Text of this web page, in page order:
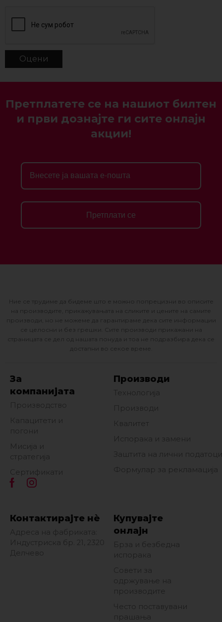
Претплатете се на нашиот билтен
и први дознајте ги сите онлајн
акции!
Претплати се
Ние се трудиме да бидеме што е можно попрецизни во описите
на производите, прикажувањата на сликите и цените на самите
производи, но не можеме да гарантираме дека сите информации
се целосни и без грешки. Сите производи прикажани на
страницата се дел од нашата понуда и тоа не подразбира дека се
достапни во секое време.
За
компанијата
Производство
Капацитети и
погони
Мисија и
стратегија
Сертификати
Производи
Технологија
Производи
Квалитет
Испорака и замени
Заштита на лични податоци
Формулар за рекламација
Контактирајте нè
Адреса на фабриката:
Индустриска бр. 21, 2320
Делчево
Купувајте
онлајн
Брза и безбедна
испорака
Совети за
одржување на
производите
Често поставувани
прашања